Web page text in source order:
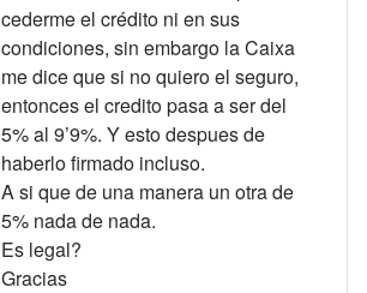
cederme el crédito ni en sus
condiciones, sin embargo la Caixa
me dice que si no quiero el seguro,
entonces el credito pasa a ser del
5% al 9’9%. Y esto despues de
haberlo firmado incluso.
A si que de una manera un otra de
5% nada de nada.
Es legal?
Gracias